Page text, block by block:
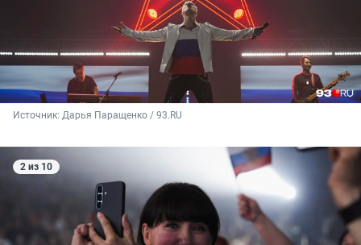
Источник: Дарья Паращенко / 93.RU
2 из 10